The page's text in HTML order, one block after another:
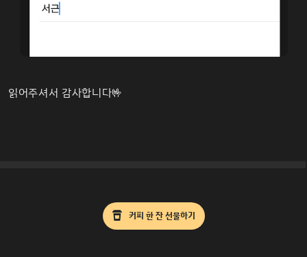
읽어주셔서 감사합니다🤟
커피 한 잔 선물하기